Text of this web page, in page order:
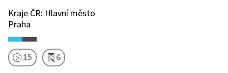
Kraje ČR: Hlavní město
Praha
15 6